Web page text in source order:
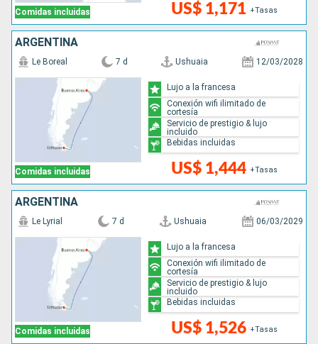
Comidas incluidas US$ 1,171 +Tasas
ARGENTINA
Comidas incluidas
Le Boreal 7 d Ushuaia 12/03/2028
US$ 1,444 +Tasas
Lujo a la francesa
Conexión wifi ilimitado de
cortesía
Servicio de prestigio & lujo
incluido
Bebidas incluidas
ARGENTINA
Comidas incluidas
Le Lyrial 7 d Ushuaia 06/03/2029
US$ 1,526 +Tasas
Lujo a la francesa
Conexión wifi ilimitado de
cortesía
Servicio de prestigio & lujo
incluido
Bebidas incluidas